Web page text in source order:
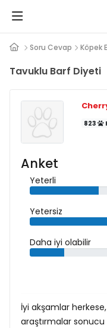
Soru Cevap Köpek
Tavuklu Barf Diyeti
823
Anket
Yeterli
Yetersiz
Daha iyi olabilir
İyi akşamlar
araştırmalar